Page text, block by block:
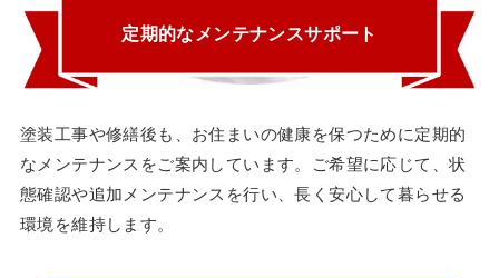
定期的なメンテナンスサポート
塗装工事や修繕後も、お住まいの健康を保つために定期的
なメンテナンスをご案内しています。ご希望に応じて、状
態確認や追加メンテナンスを行い、長く安心して暮らせる
環境を維持します。